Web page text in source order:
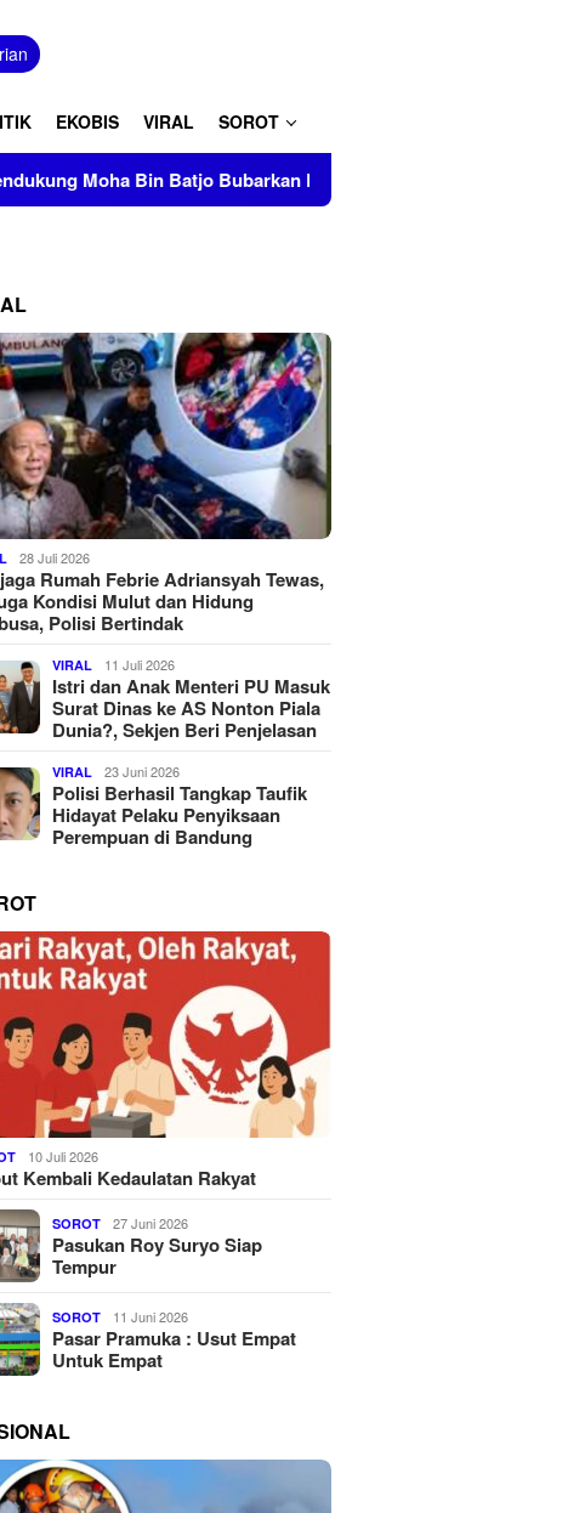
EKOBIS VIRAL SOROT
Bin Batjo Bubarkan Paksa Aksi PMII Makassar di AAS Building
28 Juli 2026
Rumah Febrie Adriansyah Tewas,
Kondisi Mulut dan Hidung
Polisi Bertindak
VIRAL 11 Juli 2026
Istri dan Anak Menteri PU Masuk
Surat Dinas ke AS Nonton Piala
Dunia?, Sekjen Beri Penjelasan
VIRAL 23 Juni 2026
Polisi Berhasil Tangkap Taufik
Hidayat Pelaku Penyiksaan
Perempuan di Bandung
10 Juli 2026
Kembali Kedaulatan Rakyat
SOROT 27 Juni 2026
Pasukan Roy Suryo Siap
Tempur
SOROT 11 Juni 2026
Pasar Pramuka : Usut Empat
Untuk Empat